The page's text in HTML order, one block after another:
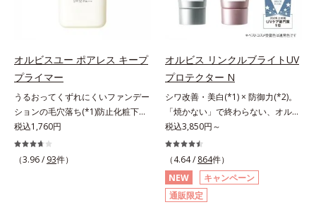
オルビスユー ポアレス キープ
プライマー
うるおってくずれにくいファンデー
ションの毛穴落ち(*1)防止化粧下
地。ファンデーションの毛穴落ち
(*1)防止化粧下地です。毛穴
1/10000サイズのマイクロカバー成
税込1,760円
（3.96 / 93件）
オルビス リンクルブライトUV
プロテクター N
シワ改善・美白(*1) × 防御力(*2)。
「焼かない」で終わらない、オルビ
ス最高峰(*3)日焼け止め。シワ改
善・美白(*1) × 防御力(*2)「焼かな
い」で終わらないオルビス最高峰
(*3)顔用日焼け止めです。ポーラ化
成の独自研究による、紫外線に反応
して強固な膜を形成する技術「瞬間
税込3,850円～
（4.64 / 864件）
NEW
キャンペーン
通販限定